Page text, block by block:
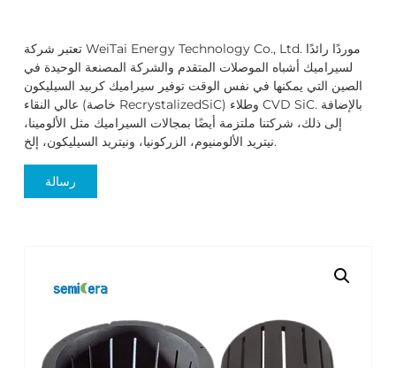
تعتبر شركة WeiTai Energy Technology Co., Ltd. موردًا رائدًا
لسيراميك أشباه الموصلات المتقدم والشركة المصنعة الوحيدة في
الصين التي يمكنها في نفس الوقت توفير سيراميك كربيد السيليكون
عالي النقاء (خاصة RecrystalizedSiC) وطلاء CVD SiC. بالإضافة
إلى ذلك، شركتنا ملتزمة أيضًا بمجالات السيراميك مثل الألومينا،
نيتريد الألومنيوم، الزركونيا، ونيتريد السيليكون، إلخ.
رسالة